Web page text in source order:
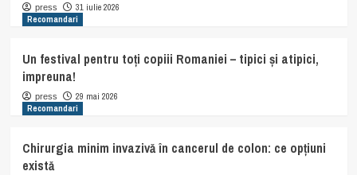
press
31 iulie 2026
Recomandari
Un festival pentru toți copiii Romaniei – tipici și atipici,
impreuna!
press
29 mai 2026
Recomandari
Chirurgia minim invazivă în cancerul de colon: ce opțiuni
există